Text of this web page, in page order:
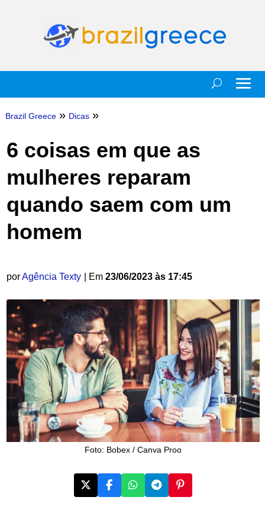
Brazil Greece » Dicas »
6 coisas em que as
mulheres reparam
quando saem com um
homem
porAgência Texty | Em 23/06/2023 às 17:45
Foto: Bobex / Canva Proo